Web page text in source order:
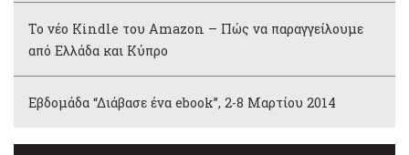
Το νέο Kindle του Amazon – Πώς να παραγγείλουμε
από Ελλάδα και Κύπρο
Εβδομάδα “Διάβασε ένα ebook”, 2-8 Μαρτίου 2014